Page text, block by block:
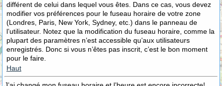
différent de celui dans lequel vous êtes. Dans ce cas, vous devez
modifier vos préférences pour le fuseau horaire de votre zone
(Londres, Paris, New York, Sydney, etc.) dans le panneau de
l’utilisateur. Notez que la modification du fuseau horaire, comme la
plupart des paramètres n’est accessible qu’aux utilisateurs
enregistrés. Donc si vous n’êtes pas inscrit, c’est le bon moment
pour le faire.
Haut